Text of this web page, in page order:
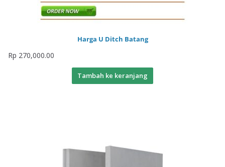
Harga U Ditch Batang
Rp 270,000.00
Tambah ke keranjang